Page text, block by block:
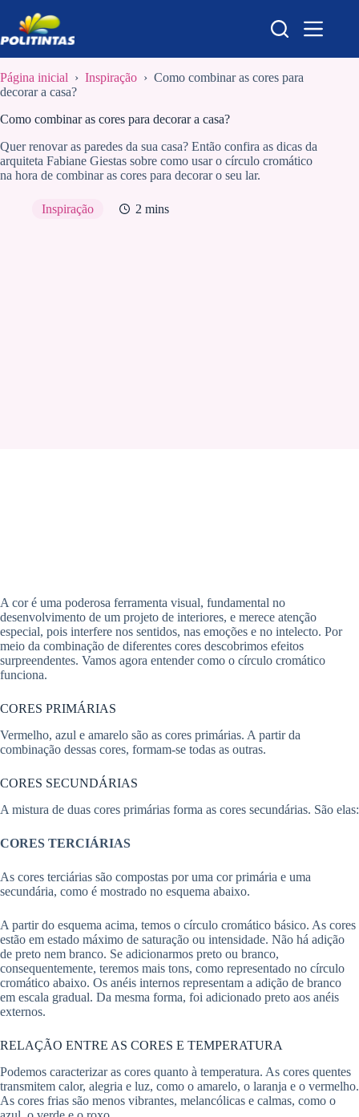
para
o
conteúdo
Página inicial › Inspiração › Como combinar as cores para
decorar a casa?
Como combinar as cores para decorar a casa?
Quer renovar as paredes da sua casa? Então confira as dicas da
arquiteta Fabiane Giestas sobre como usar o círculo cromático
na hora de combinar as cores para decorar o seu lar.
Inspiração 2 mins
A cor é uma poderosa ferramenta visual, fundamental no
desenvolvimento de um projeto de interiores, e merece atenção
especial, pois interfere nos sentidos, nas emoções e no intelecto. Por
meio da combinação de diferentes cores descobrimos efeitos
surpreendentes. Vamos agora entender como o círculo cromático
funciona.
CORES PRIMÁRIAS
Vermelho, azul e amarelo são as cores primárias. A partir da
combinação dessas cores, formam-se todas as outras.
CORES SECUNDÁRIAS
A mistura de duas cores primárias forma as cores secundárias. São elas:
CORES TERCIÁRIAS
As cores terciárias são compostas por uma cor primária e uma
secundária, como é mostrado no esquema abaixo.
A partir do esquema acima, temos o círculo cromático básico. As cores
estão em estado máximo de saturação ou intensidade. Não há adição
de preto nem branco. Se adicionarmos preto ou branco,
consequentemente, teremos mais tons, como representado no círculo
cromático abaixo. Os anéis internos representam a adição de branco
em escala gradual. Da mesma forma, foi adicionado preto aos anéis
externos.
RELAÇÃO ENTRE AS CORES E TEMPERATURA
Podemos caracterizar as cores quanto à temperatura. As cores quentes
transmitem calor, alegria e luz, como o amarelo, o laranja e o vermelho.
As cores frias são menos vibrantes, melancólicas e calmas, como o